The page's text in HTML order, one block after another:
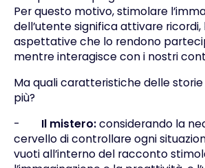
Per questo motivo, stimolare
dell’utente significa attivare ricordi,
aspettative che lo rendono
mentre interagisce con i nostri
Ma quali caratteristiche delle
più?
-
Il mistero:considerando la
cervello di controllare ogni
vuoti all’interno del racconto